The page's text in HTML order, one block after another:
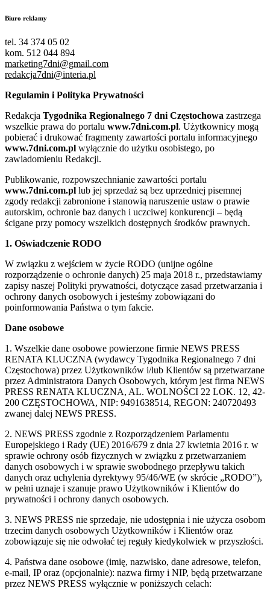
Biuro reklamy
tel. 34 374 05 02
kom. 512 044 894
marketing7dni@gmail.com
redakcja7dni@interia.pl
Regulamin i Polityka Prywatności
Redakcja Tygodnika Regionalnego 7 dni Częstochowa zastrzega
wszelkie prawa do portalu www.7dni.com.pl. Użytkownicy mogą
pobierać i drukować fragmenty zawartości portalu informacyjnego
www.7dni.com.pl wyłącznie do użytku osobistego, po
zawiadomieniu Redakcji.
Publikowanie, rozpowszechnianie zawartości portalu
www.7dni.com.pl lub jej sprzedaż są bez uprzedniej pisemnej
zgody redakcji zabronione i stanowią naruszenie ustaw o prawie
autorskim, ochronie baz danych i uczciwej konkurencji – będą
ścigane przy pomocy wszelkich dostępnych środków prawnych.
1. Oświadczenie RODO
W związku z wejściem w życie RODO (unijne ogólne
rozporządzenie o ochronie danych) 25 maja 2018 r., przedstawiamy
zapisy naszej Polityki prywatności, dotyczące zasad przetwarzania i
ochrony danych osobowych i jesteśmy zobowiązani do
poinformowania Państwa o tym fakcie.
Dane osobowe
1. Wszelkie dane osobowe powierzone firmie NEWS PRESS
RENATA KLUCZNA (wydawcy Tygodnika Regionalnego 7 dni
Częstochowa) przez Użytkowników i/lub Klientów są przetwarzane
przez Administratora Danych Osobowych, którym jest firma NEWS
PRESS RENATA KLUCZNA, AL. WOLNOŚCI 22 LOK. 12, 42-
200 CZĘSTOCHOWA, NIP: 9491638514, REGON: 240720493
zwanej dalej NEWS PRESS.
2. NEWS PRESS zgodnie z Rozporządzeniem Parlamentu
Europejskiego i Rady (UE) 2016/679 z dnia 27 kwietnia 2016 r. w
sprawie ochrony osób fizycznych w związku z przetwarzaniem
danych osobowych i w sprawie swobodnego przepływu takich
danych oraz uchylenia dyrektywy 95/46/WE (w skrócie „RODO”),
w pełni uznaje i szanuje prawo Użytkowników i Klientów do
prywatności i ochrony danych osobowych.
3. NEWS PRESS nie sprzedaje, nie udostępnia i nie użycza osobom
trzecim danych osobowych Użytkowników i Klientów oraz
zobowiązuje się nie odwołać tej reguły kiedykolwiek w przyszłości.
4. Państwa dane osobowe (imię, nazwisko, dane adresowe, telefon,
e-mail, IP oraz (opcjonalnie): nazwa firmy i NIP, będą przetwarzane
przez NEWS PRESS wyłącznie w poniższych celach: